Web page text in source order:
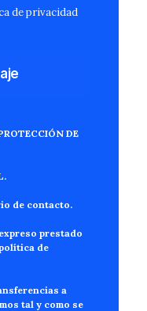
de privacidad
DE
de contacto.
prestado
de
a
tal y como se